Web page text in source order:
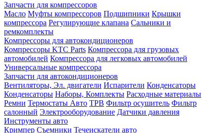
Запчасти для компрессоров
Масло Муфты компрессоров Подшипники Крышки
компрессора Регулирующие клапана Сальники и
ремкомплекты
Компрессоры для автокондиционеров
Компрессоры KTC Parts Компрессора для грузовых
автомобилей Компрессора для легковых автомобилей
Универсальные компрессора
Запчасти для автокондиционеров
Вентиляторы, Эл. двигатели Испарители Конденсаторы
Конденсаторы Наборы, Комплекты Расходные материалы
Ремни Термостаты Авто ТРВ Фильтр осушитель Фильтр
салонный Электрооборудование Датчики давления
Инструменты авто
Кримпер Съемники Течеискатели авто